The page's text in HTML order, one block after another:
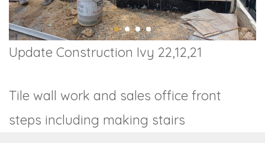
Update Construction Ivy 22,12,21
Tile wall work and sales office front
steps including making stairs